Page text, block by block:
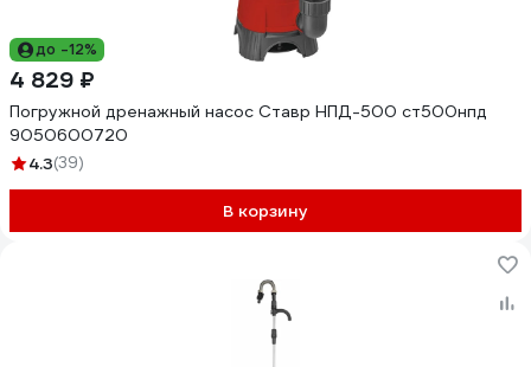
до -12%
4 829 ₽
Погружной дренажный насос Ставр НПД-500 ст500нпд
9050600720
4.3(39)
В корзину